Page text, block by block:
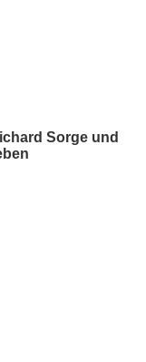
Sorge und